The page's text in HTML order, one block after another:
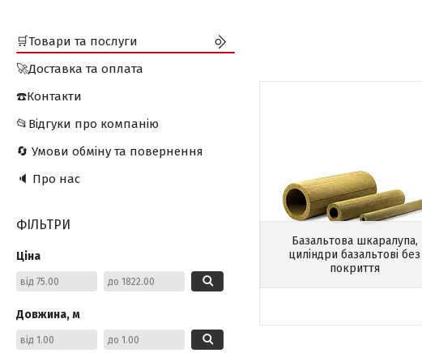
Базальтова шкаралупа,
циліндри базальтові без
покриття
🛒Товари та послуги
🚀Доставка та оплата
☎️Контакти
📂Відгуки про компанію
🔄 Умови обміну та повернення
🔈 Про нас
ФІЛЬТРИ
Ціна
Довжина, м